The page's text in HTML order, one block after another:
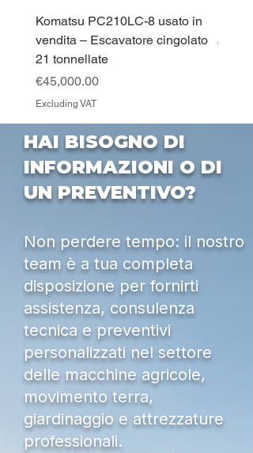
Komatsu PC210LC-8 usato in
vendita – Escavatore cingolato
21 tonnellate
Price
€45,000.00
Excluding VAT
Price
HAI BISOGNO DI
INFORMAZIONI O DI
UN PREVENTIVO?
Non perdere tempo: il nostro
team è a tua completa
disposizione per fornirti
assistenza, consulenza
tecnica e preventivi
personalizzati nel settore
delle macchine agricole,
movimento terra,
giardinaggio e attrezzature
professionali.